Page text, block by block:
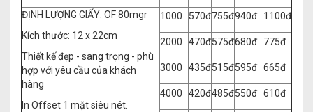
ĐỊNH LƯỢNG GIẤY: OF 80mgr
Kích thước: 12 x 22cm
Thiết kế đẹp - sang trọng - phù
hợp với yêu cầu của khách
hàng
In Offset 1 mặt siêu nét.
1000 570đ755đ940đ 1100đ
2000 470đ575đ680đ 775đ
3000 435đ515đ595đ 665đ
4000 420đ485đ550đ 610đ